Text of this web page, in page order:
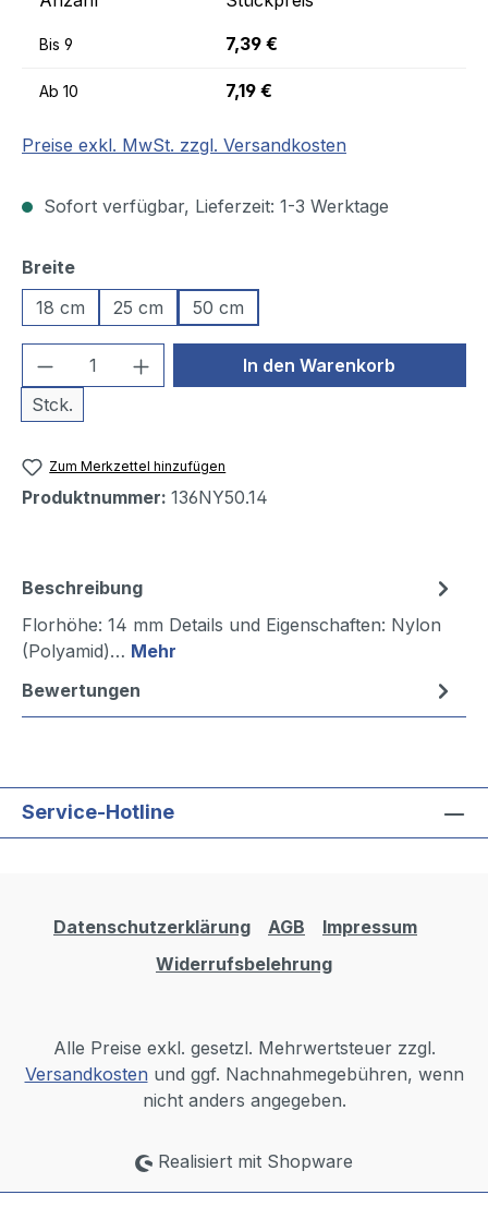
Bis 9 7,39 €
Ab 10 7,19 €
Preise exkl. MwSt. zzgl. Versandkosten
Sofort verfügbar, Lieferzeit: 1-3 Werktage
Breiteauswählen
18 cm
25 cm 50 cm
Produkt Anzahl: Gib den
Stck.
In den Warenkorb
Zum Merkzettel hinzufügen
Produktnummer: 136NY50.14
Beschreibung
Florhöhe: 14 mm Details und Eigenschaften: Nylon
(Polyamid)… Mehr
Bewertungen
Service-Hotline
Datenschutzerklärung AGB
Impressum
Widerrufsbelehrung
Alle Preise exkl. gesetzl. Mehrwertsteuer zzgl.
Versandkosten und ggf. Nachnahmegebühren, wenn
nicht anders angegeben.
Realisiert mit Shopware